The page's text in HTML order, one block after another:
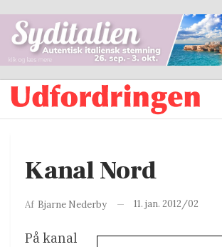
Kanal Nord
Af Bjarne Nederby 11. jan. 2012/02
På kanal